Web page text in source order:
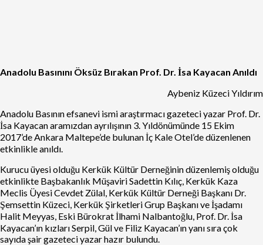
Anadolu Basınını Öksüz Bırakan Prof. Dr. İsa Kayacan Anıldı
Aybeniz Küzeci Yıldırım
Anadolu Basının efsanevi ismi araştırmacı gazeteci yazar Prof. Dr.
İsa Kayacan aramızdan ayrılışının 3. Yıldönümünde 15 Ekim
2017’de Ankara Maltepe’de bulunan İç Kale Otel’de düzenlenen
etkinlikle anıldı.
Kurucu üyesi olduğu Kerkük Kültür Derneğinin düzenlemiş olduğu
etkinlikte Başbakanlık Müşaviri Sadettin Kılıç, Kerkük Kaza
Meclis Üyesi Cevdet Zülal, Kerkük Kültür Derneği Başkanı Dr.
Şemsettin Küzeci, Kerkük Şirketleri Grup Başkanı ve İşadamı
Halit Meyyas, Eski Bürokrat İlhami Nalbantoğlu, Prof. Dr. İsa
Kayacan’ın kızları Serpil, Gül ve Filiz Kayacan’ın yanı sıra çok
sayıda şair gazeteci yazar hazır bulundu.